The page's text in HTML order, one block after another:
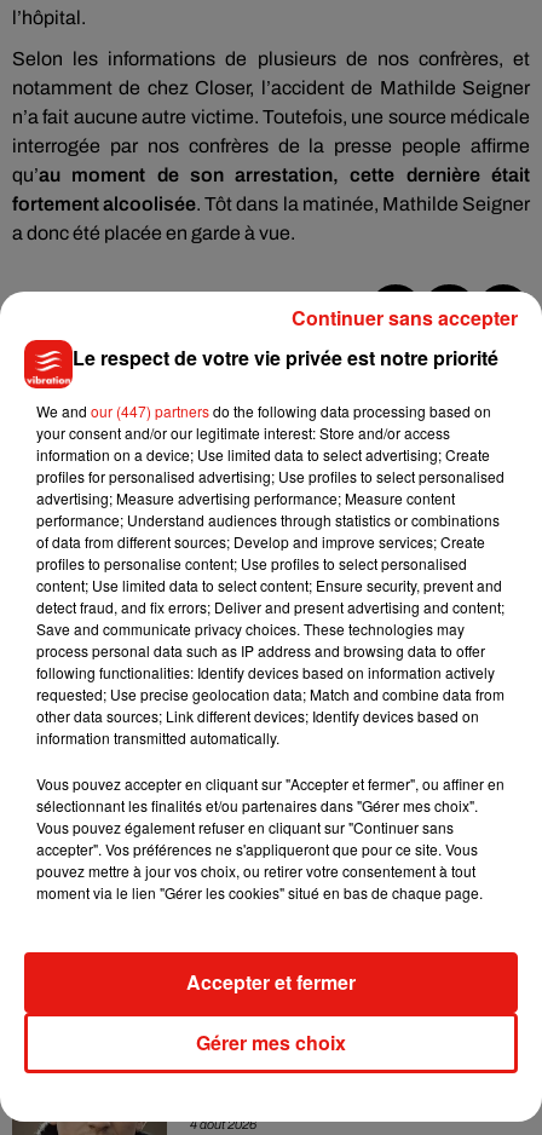
l’hôpital.
Selon les informations de plusieurs de nos confrères, et
notamment de chez Closer, l’accident de Mathilde Seigner
n’a fait aucune autre victime. Toutefois, une source médicale
interrogée par nos confrères de la presse people affirme
qu’au moment de son arrestation, cette dernière était
fortement alcoolisée. Tôt dans la matinée, Mathilde Seigner
a donc été placée en garde à vue.
Musique
7 août 2026
Madonna sort enfin le remix de « Love
Sensation » avec Kylie Minogue
7 août 2026
Tayc et Didi B dévoilent le single le plus
dansant de l’année
7 août 2026
collaboration tant attendue
4 août 2026
Le respect de votre vie privée est notre priorité
We and our (447) partnersdo the following data processing based on
your consent and/or our legitimate interest: Store and/or access
information on a device; Use limited data to select advertising; Create
profiles for personalised advertising; Use profiles to select personalised
advertising; Measure advertising performance; Measure content
performance; Understand audiences through statistics or combinations
of data from different sources; Develop and improve services; Create
profiles to personalise content; Use profiles to select personalised
content; Use limited data to select content; Ensure security, prevent and
detect fraud, and fix errors; Deliver and present advertising and content;
Save and communicate privacy choices. These technologies may
process personal data such as IP address and browsing data to offer
following functionalities: Identify devices based on information actively
requested; Use precise geolocation data; Match and combine data from
other data sources; Link different devices; Identify devices based on
information transmitted automatically.
Vous pouvez accepter en cliquant sur "Accepter et fermer", ou affiner en
sélectionnant les finalités et/ou partenaires dans "Gérer mes choix".
Vous pouvez également refuser en cliquant sur "Continuer sans
accepter". Vos préférences ne s'appliqueront que pour ce site. Vous
pouvez mettre à jour vos choix, ou retirer votre consentement à tout
moment via le lien "Gérer les cookies" situé en bas de chaque page.
Gérer mes choix
Accepter et fermer
Continuer sans accepter